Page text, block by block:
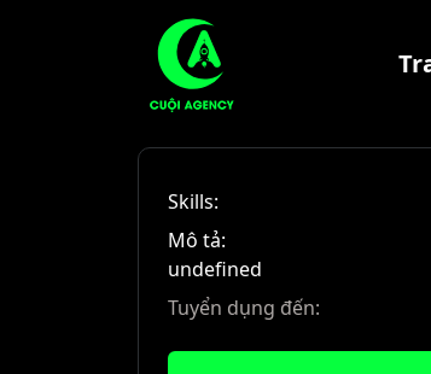
Skills:
Mô tả:
undefined
Tuyển dụng đến: